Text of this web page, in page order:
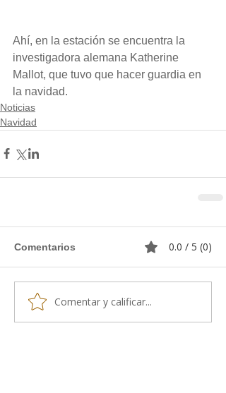
Ahí, en la estación se encuentra la
investigadora alemana Katherine
Mallot, que tuvo que hacer guardia en
la navidad.
Noticias
Navidad
Comentarios 0.0 / 5 (0)
Comentar y calificar...